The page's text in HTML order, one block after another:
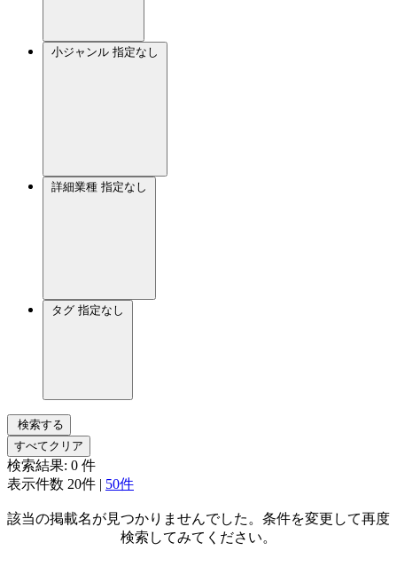
小ジャンル 指定なし
詳細業種 指定なし
タグ 指定なし
検索する
すべてクリア
検索結果: 0 件
表示件数 20件 | 50件
該当の掲載名が見つかりませんでした。条件を変更して再度
検索してみてください。